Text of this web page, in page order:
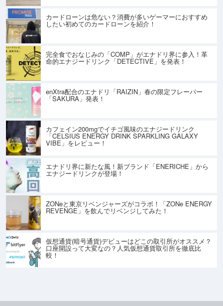
カードローンは危ない？消費が多いゲーマーにおすすめ
したい初めてのカードローンを紹介！
完全食でおなじみの「COMP」がエナドリ界に参入！革
命的エナジードリンク「DETECTIVE」を発表！
enXtra配合のエナドリ「RAIZIN」春の限定フレーバー
「SAKURA」発表！
カフェイン200mgでイチゴ風味のエナジードリンク
「CELSIUS ENERGY DRINK SPARKLING GALAXY
VIBE」をレビュー！
エナドリ界に新たな風！新ブランド「ENERICHE」から
エナジードリンクが登場！
ZONeと東京リベンジャーズがコラボ！「ZONe ENERGY
REVENGE」を飲んでリベンジしてみた！
仮想通貨(暗号通貨)デビューはどこの取引所がオススメ？
口座開設って大変なの？人気仮想通貨取引所を徹底比
較！